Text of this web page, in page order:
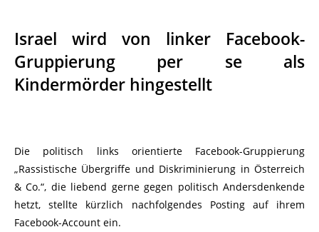
Israel wird von linker Facebook-
Gruppierung per se als
Kindermörder hingestellt
Die politisch links orientierte Facebook-Gruppierung
„Rassistische Übergriffe und Diskriminierung in Österreich
& Co.“, die liebend gerne gegen politisch Andersdenkende
hetzt, stellte kürzlich nachfolgendes Posting auf ihrem
Facebook-Account ein.